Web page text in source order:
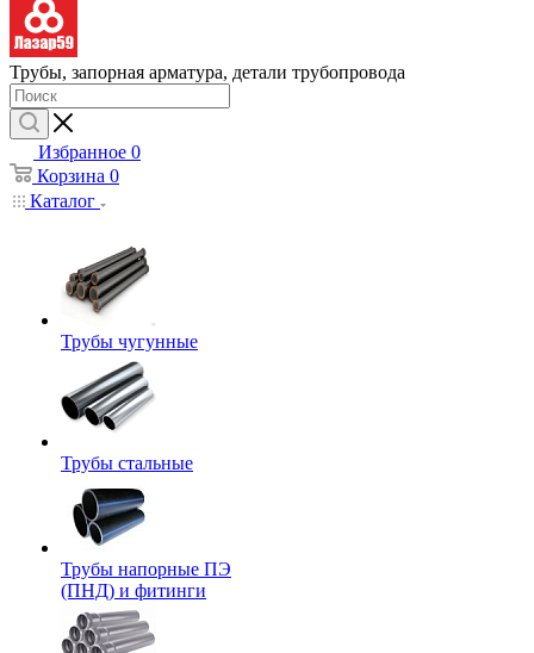
Трубы, запорная арматура, детали трубопровода
Избранное 0
Корзина 0
Каталог
Трубы чугунные
Трубы стальные
Трубы напорные ПЭ
(ПНД) и фитинги